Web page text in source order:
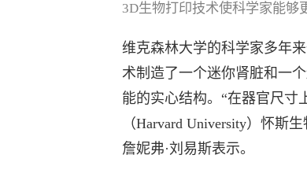
3D生物打印技术使科学家能够
维克森林大学的科学家多年
术制造了一个迷你肾脏和一
能的实心结构。“在器官尺寸
（Harvard University）怀斯
詹妮弗·刘易斯表示。